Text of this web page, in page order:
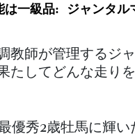
は一級品: ジャンタル
教師が管理するジ
たしてどんな走り
優秀2歳牡馬に輝い